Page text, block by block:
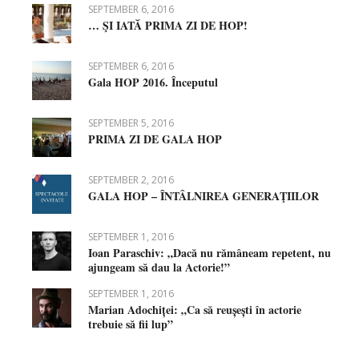
SEPTEMBER 6, 2016
… ŞI IATĂ PRIMA ZI DE HOP!
SEPTEMBER 6, 2016
Gala HOP 2016. Începutul
SEPTEMBER 5, 2016
PRIMA ZI DE GALA HOP
SEPTEMBER 2, 2016
GALA HOP – ÎNTÂLNIREA GENERAŢIILOR
SEPTEMBER 1, 2016
Ioan Paraschiv: „Dacă nu rămâneam repetent, nu
ajungeam să dau la Actorie!”
SEPTEMBER 1, 2016
Marian Adochiței: „Ca să reușești în actorie
trebuie să fii lup”